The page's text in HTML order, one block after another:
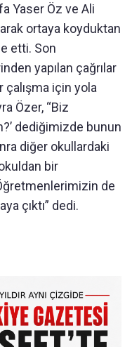
Yaser Öz ve Ali
ortaya koyduktan
etti. Son
yapılan çağrılar
için yola
Özer, “Biz
dediğimizde bunun
diğer okullardaki
bir
de
çıktı” dedi.